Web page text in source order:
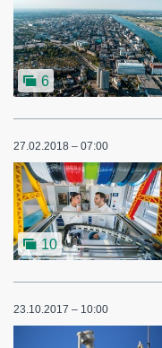
6
27.02.2018 – 07:00
10
23.10.2017 – 10:00